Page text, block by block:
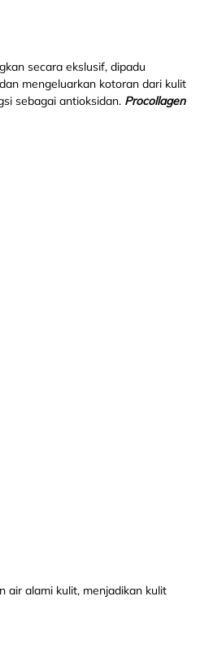
secara ekslusif, dipadu
mengeluarkan kotoran dari kulit
sebagai antioksidan. Procollagen
air alami kulit, menjadikan kulit